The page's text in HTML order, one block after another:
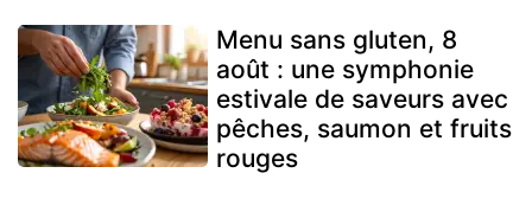
Menu sans gluten, 8
août : une symphonie
estivale de saveurs avec
pêches, saumon et fruits
rouges